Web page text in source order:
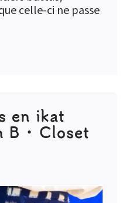
celle-ci ne passe
en ikat
B • Closet